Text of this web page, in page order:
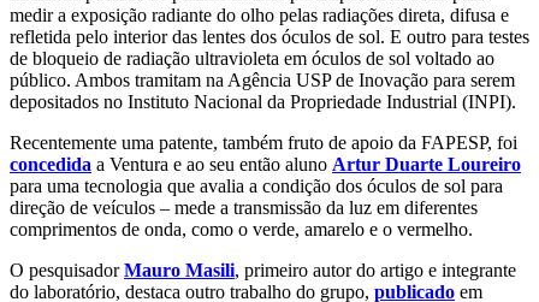
medir a exposição radiante do olho pelas radiações direta, difusa e
refletida pelo interior das lentes dos óculos de sol. E outro para testes
de bloqueio de radiação ultravioleta em óculos de sol voltado ao
público. Ambos tramitam na Agência USP de Inovação para serem
depositados no Instituto Nacional da Propriedade Industrial (INPI).
Recentemente uma patente, também fruto de apoio da FAPESP, foi
concedida a Ventura e ao seu então aluno Artur Duarte Loureiro
para uma tecnologia que avalia a condição dos óculos de sol para
direção de veículos – mede a transmissão da luz em diferentes
comprimentos de onda, como o verde, amarelo e o vermelho.
O pesquisadorMauro Masili, primeiro autor do artigo e integrante
do laboratório, destaca outro trabalho do grupo, publicado em